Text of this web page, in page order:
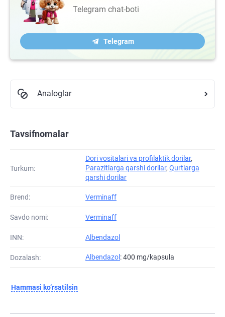
Telegram chat-boti
Telegram
Analoglar
Tavsifnomalar
Turkum:
Dori vositalari va profilaktik dorilar,
Parazitlarga qarshi dorilar, Qurtlarga
qarshi dorilar
Brend: Verminaff
Savdo nomi: Verminaff
INN: Albendazol
Dozalash: Albendazol : 400 mg/kapsula
Hammasi ko‘rsatilsin